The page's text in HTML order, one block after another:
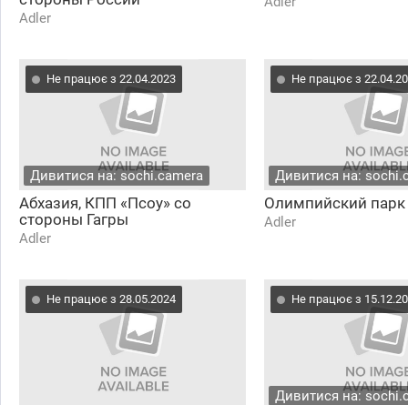
Adler
Не працює з 22.04.2023
Дивитися на: sochi.camera
Абхазия, КПП «Псоу» со
стороны Гагры
Adler
Не працює з
Дивитися на:
Олимпийский парк
Adler
Не працює з 28.05.2024 Не працює з
Дивитися на: